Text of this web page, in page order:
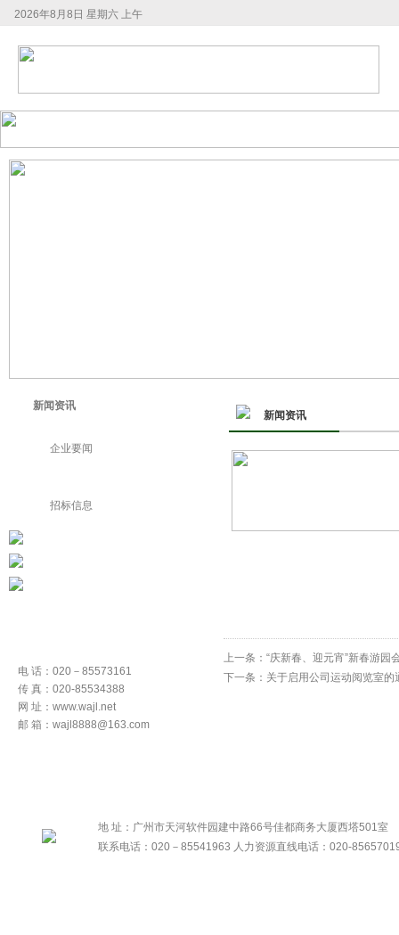
2026年8月8日 星期六 上午
新闻资讯
企业要闻
招标信息
电 话：020－85573161
传 真：020-85534388
网 址：www.wajl.net
邮 箱：wajl8888@163.com
新闻资讯
上一条： “庆新春、迎元宵”新春游园
下一条： 关于启用公司运动阅览室的
地 址：广州市天河软件园建中路66号佳都商务大厦西塔501室
联系电话：020－85541963 人力资源直线电话：020-